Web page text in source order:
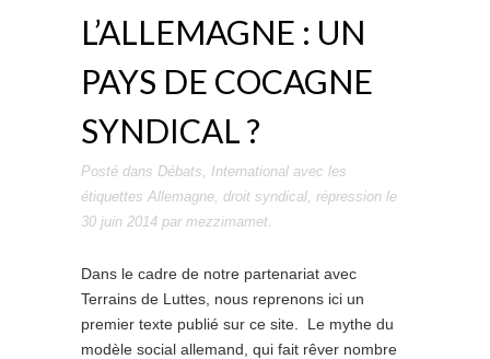
L’ALLEMAGNE : UN
PAYS DE COCAGNE
SYNDICAL ?
Posté dans Débats, International avec les
étiquettes Allemagne, droit syndical, répression le
30 juin 2014 par mezzimamet.
Dans le cadre de notre partenariat avec
Terrains de Luttes, nous reprenons ici un
premier texte publié sur ce site. Le mythe du
modèle social allemand, qui fait rêver nombre